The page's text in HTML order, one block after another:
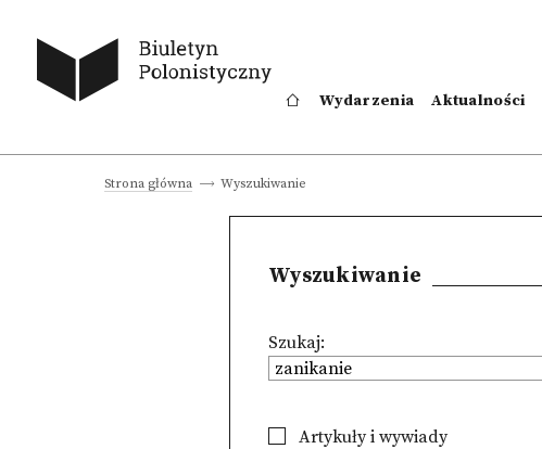
Wydarzenia Aktualności
Strona główna Wyszukiwanie
Wyszukiwanie
Szukaj:
Artykuły i wywiady